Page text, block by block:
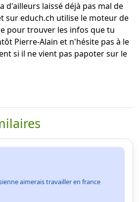
d'ailleurs laissé déjà pas mal de
sur educh.ch utilise le moteur de
pour trouver les infos que tu
Pierre-Alain et n'hésite pas à le
si il ne vient pas papoter sur le
aimerais travailler en france